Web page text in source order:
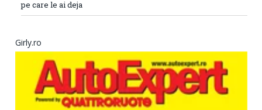
pe care le ai deja
Girly.ro